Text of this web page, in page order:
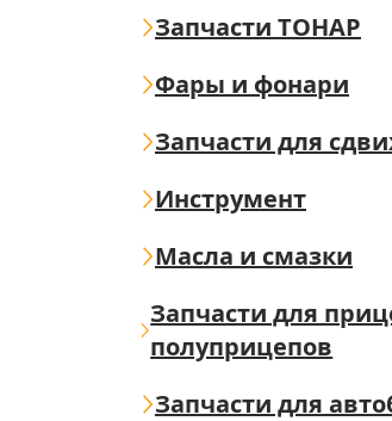
Запчасти ТОНАР
Фары и фонари
Запчасти для
Инструмент
Масла и смазки
Запчасти для
полуприцепов
Запчасти для